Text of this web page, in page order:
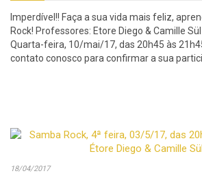
Imperdível!! Faça a sua vida mais feliz,
Rock! Professores: Etore Diego & Camille
Quarta-feira, 10/mai/17, das 20h45 às
contato conosco para confirmar a sua
18/04/2017